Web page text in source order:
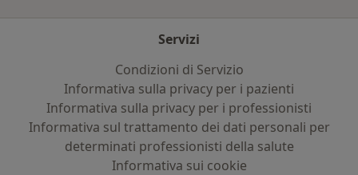
Servizi
Condizioni di Servizio
Informativa sulla privacy per i pazienti
Informativa sulla privacy per i professionisti
Informativa sul trattamento dei dati personali per
determinati professionisti della salute
Informativa sui cookie